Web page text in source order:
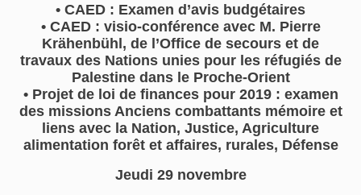
• CAED : Examen d’avis budgétaires
• CAED : visio-conférence avec M. Pierre
Krähenbühl, de l’Office de secours et de
travaux des Nations unies pour les réfugiés de
Palestine dans le Proche-Orient
• Projet de loi de finances pour 2019 : examen
des missions Anciens combattants mémoire et
liens avec la Nation, Justice, Agriculture
alimentation forêt et affaires, rurales, Défense
Jeudi 29 novembre